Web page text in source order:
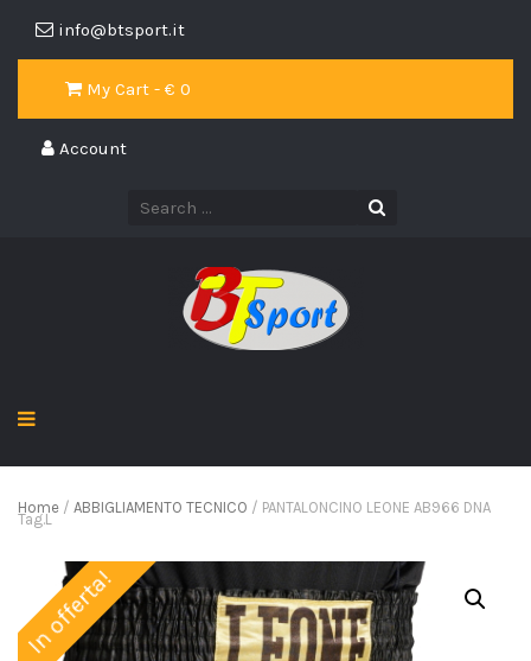
info@btsport.it
My Cart - € 0
Account
Home / ABBIGLIAMENTO TECNICO / PANTALONCINO LEONE AB966 DNA
Tag.L
In offerta!